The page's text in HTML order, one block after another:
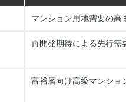
マンション用地需要の高
再開発期待による先行需
富裕層向け高級マンショ